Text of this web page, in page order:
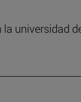
la universidad